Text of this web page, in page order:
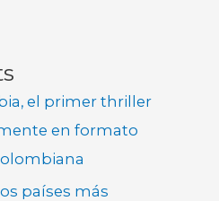
el primer thriller
en formato
países más